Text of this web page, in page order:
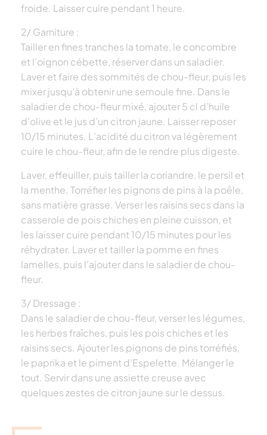
froide. Laisser cuire pendant 1 heure.
2/ Garniture :
Tailler en fines tranches la tomate, le concombre
et l’oignon cébette, réserver dans un saladier.
Laver et faire des sommités de chou-fleur, puis les
mixer jusqu’à obtenir une semoule fine. Dans le
saladier de chou-fleur mixé, ajouter 5 cl d’huile
d’olive et le jus d’un citron jaune. Laisser reposer
10/15 minutes. L’acidité du citron va légèrement
cuire le chou-fleur, afin de le rendre plus digeste.
Laver, effeuiller, puis tailler la coriandre, le persil et
la menthe. Torréfier les pignons de pins à la poêle,
sans matière grasse. Verser les raisins secs dans la
casserole de pois chiches en pleine cuisson, et
les laisser cuire pendant 10/15 minutes pour les
réhydrater. Laver et tailler la pomme en fines
lamelles, puis l’ajouter dans le saladier de chou-
fleur.
3/ Dressage :
Dans le saladier de chou-fleur, verser les légumes,
les herbes fraîches, puis les pois chiches et les
raisins secs. Ajouter les pignons de pins torréfiés,
le paprika et le piment d’Espelette. Mélanger le
tout. Servir dans une assiette creuse avec
quelques zestes de citron jaune sur le dessus.